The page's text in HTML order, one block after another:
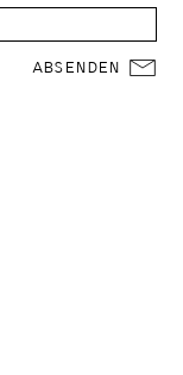
ABSENDEN